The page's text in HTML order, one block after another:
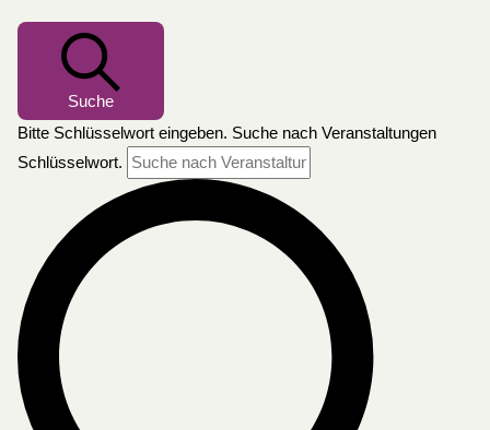
Suche
Bitte Schlüsselwort eingeben. Suche nach Veranstaltungen
Schlüsselwort.